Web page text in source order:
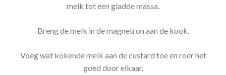
melk tot een gladde massa.
Breng de melk in de magnetron aan de kook.
Voeg wat kokende melk aan de custard toe en roer het
goed door elkaar.